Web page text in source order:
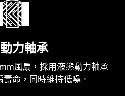
力軸承
風扇，採用液態動力軸承
命，同時維持低噪。
連接端子
全的電源供應。
High-density Cover
護機制
，電源供應器配置多重保護
用更安心無憂。
OTP